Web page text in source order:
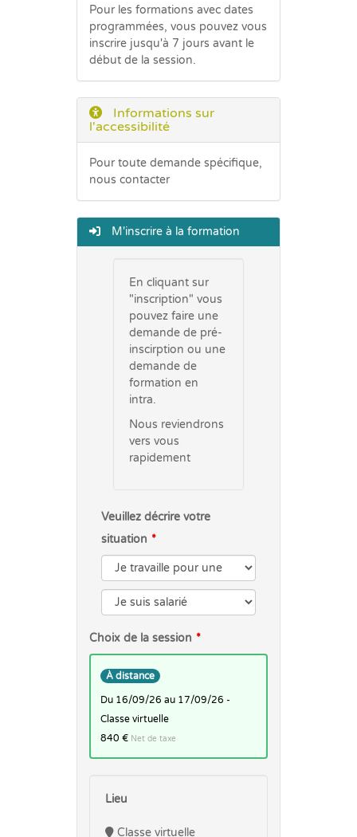
Pour les formations avec dates
programmées, vous pouvez vous
inscrire jusqu'à 7 jours avant le
début de la session.
Informations sur
l'accessibilité
Pour toute demande spécifique,
nous contacter
M'inscrire à la formation
En cliquant sur
"inscription" vous
pouvez faire une
demande de pré-
inscirption ou une
demande de
formation en
intra.
Nous reviendrons
vers vous
rapidement
Veuillez décrire votre
situation
Choix de la session
À distance
du 16/09/26 au 17/09/26 -
Classe virtuelle
840 € Net de taxe
Lieu
Classe virtuelle